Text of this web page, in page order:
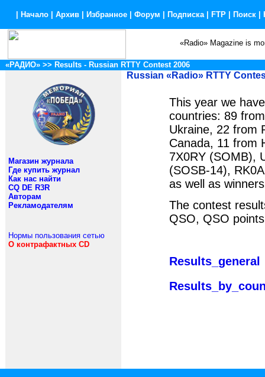
Начало Архив Избранное Форум Подписка| FTP Поиск
«Radio» Magazine is
«РАДИО» >> Results - Russian RTTY Contest 2006
Магазин журнала
Где купить журнал
Как нас найти
CQ DE R3R
Авторам
Рекламодателям
Нормы пользования сетью
О контрафактных CD
Russian «Radio» RTTY
This year we
countries: 89
Ukraine, 22 from
Canada, 11 from
7X0RY (SOMB),
(SOSB-14),
as well as
The contest
QSO, QSO
Results_general